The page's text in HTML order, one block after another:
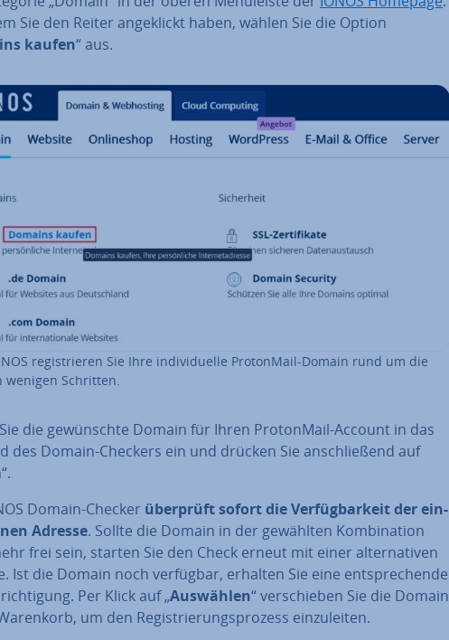
Sie den Reiter an­ge­klickt haben, wählen Sie die Option
kaufen“ aus.
re­gis­trie­ren Sie Ihre in­di­vi­du­el­le Pro­ton­Mail-Domain rund um die
wenigen Schritten.
die ge­wünsch­te Domain für Ihren Pro­ton­Mail-Account in das
des Domain-Checkers ein und drücken Sie an­schlie­ßend auf
Domain-Checker überprüft sofort die Ver­füg­bar­keit der ein­
Adresse. Sollte die Domain in der gewählten Kom­bi­na­ti­on
frei sein, starten Sie den Check erneut mit einer al­ter­na­ti­ven
Ist die Domain noch verfügbar, erhalten Sie eine ent­spre­chen­de
Per Klick auf „Auswählen“ ver­schie­ben Sie die Domain
um den Re­gis­trie­rungs­pro­zess ein­zu­lei­ten.